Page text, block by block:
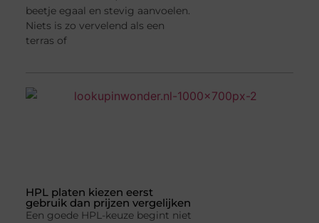
beetje egaal en stevig aanvoelen.
Niets is zo vervelend als een
terras of
HPL platen kiezen eerst
gebruik dan prijzen vergelijken
Een goede HPL-keuze begint niet